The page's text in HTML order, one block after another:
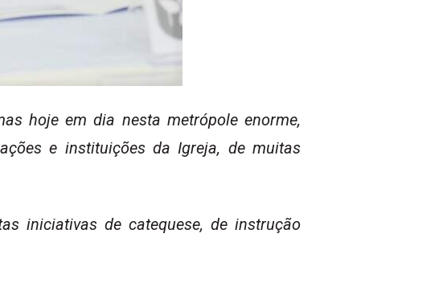
hoje em dia nesta metrópole enorme,
e instituições da Igreja, de muitas
iniciativas de catequese, de instrução